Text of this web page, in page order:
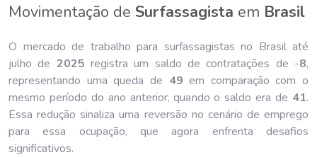
Movimentação de Surfassagista em Brasil
O mercado de trabalho para surfassagistas no Brasil até
julho de 2025 registra um saldo de contratações de -8,
representando uma queda de 49 em comparação com o
mesmo período do ano anterior, quando o saldo era de 41.
Essa redução sinaliza uma reversão no cenário de emprego
para essa ocupação, que agora enfrenta desafios
significativos.